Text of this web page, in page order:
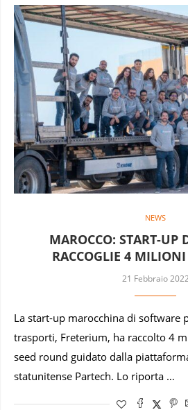
NEWS
MAROCCO: START-UP
RACCOGLIE 4
21 Febbraio 2022
La start-up marocchina di software
trasporti, Freterium, ha raccolto 4
seed round guidato dalla
statunitense Partech. Lo riporta …